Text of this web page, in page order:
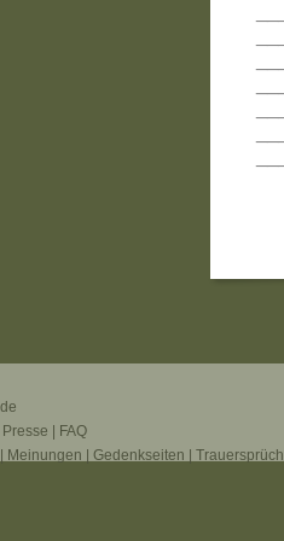
Presse
FAQ
Meinungen Gedenkseiten